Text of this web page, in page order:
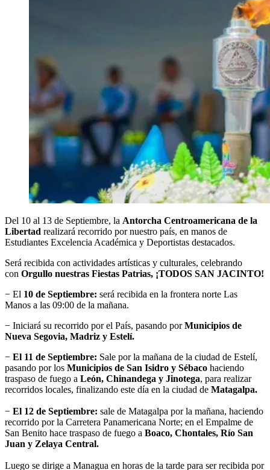
Del 10 al 13 de Septiembre, la Antorcha Centroamericana de la
Libertad realizará recorrido por nuestro país, en manos de
Estudiantes Excelencia Académica y Deportistas destacados.
Será recibida con actividades artísticas y culturales, celebrando
con Orgullo nuestras Fiestas Patrias, ¡TODOS SAN JACINTO!
− El 10 de Septiembre: será recibida en la frontera norte Las
Manos a las 09:00 de la mañana.
− Iniciará su recorrido por el País, pasando porMunicipios de
Nueva Segovia, Madriz y Estelí.
− El 11 de Septiembre: Sale por la mañana de la ciudad de Estelí,
pasando por los Municipios de San Isidro y Sébaco haciendo
traspaso de fuego a León, Chinandega y Jinotega, para realizar
recorridos locales, finalizando este día en la ciudad de Matagalpa.
− El 12 de Septiembre: sale de Matagalpa por la mañana, haciendo
recorrido por la Carretera Panamericana Norte; en el Empalme de
San Benito hace traspaso de fuego a Boaco, Chontales, Río San
Juan y Zelaya Central.
Luego se dirige a Managua en horas de la tarde para ser recibida por